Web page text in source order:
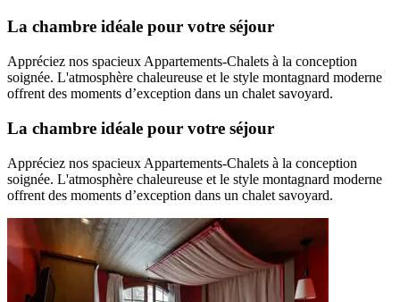
La chambre idéale pour votre séjour
Appréciez nos spacieux Appartements-Chalets à la conception
soignée. L'atmosphère chaleureuse et le style montagnard moderne
offrent des moments d’exception dans un chalet savoyard.
La chambre idéale pour votre séjour
Appréciez nos spacieux Appartements-Chalets à la conception
soignée. L'atmosphère chaleureuse et le style montagnard moderne
offrent des moments d’exception dans un chalet savoyard.